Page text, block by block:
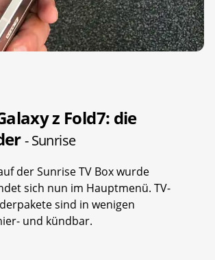
z Fold7: die
- Sunrise
der Sunrise TV Box wurde
sich nun im Hauptmenü. TV-
sind in wenigen
und kündbar.